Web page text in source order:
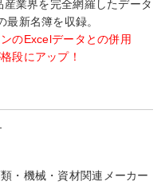
業界を完全網羅したデータ
最新名簿を収録。
のExcelデータとの併用
段にアップ！
・機械・資材関連メーカー